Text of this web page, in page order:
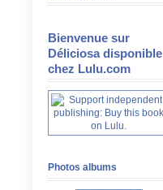
Bienvenue sur
Déliciosa disponible
chez Lulu.com
Photos albums